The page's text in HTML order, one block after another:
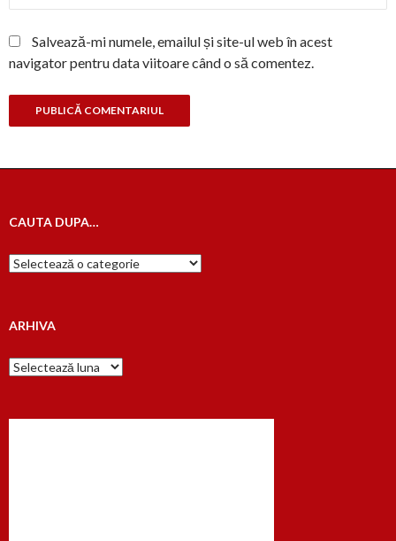
Salvează-mi numele, emailul și site-ul web în acest
navigator pentru data viitoare când o să comentez.
CAUTA DUPA…
Cauta
dupa…
ARHIVA
Arhiva